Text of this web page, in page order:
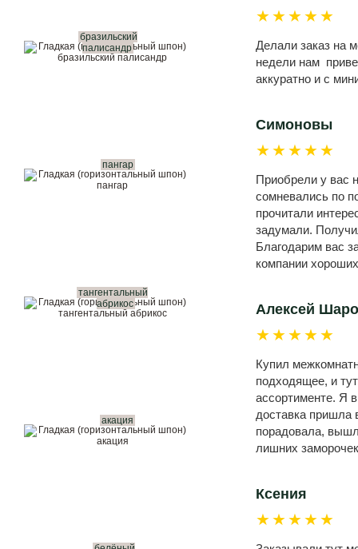
бразильский
палисандр
пангар
тангентальный
абрикос
акация
★★★★★
Делали заказ на
недели нам
аккуратно и с
Симоновы
★★★★★
Приобрели у вас
сомневались по
прочитали
задумали.
Благодарим вас
компании
Алексей
★★★★★
Купил
подходящее, и
ассортименте. Я
доставка пришла
порадовала,
лишних
Ксения
★★★★★